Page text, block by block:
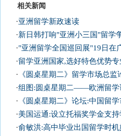
相关新闻
·亚洲留学新政速读
·新日韩打响"亚洲小三国"留学
·"亚洲留学全国巡回展"19日在
·留学亚洲国家,选好特色优势专
· 《圆桌星期二》留学市场总
·组图:圆桌星期二——欧洲留学
· 《圆桌星期二》论坛:中国留
·美国运通:设立托福奖学金支
·俞敏洪:高中毕业出国留学时